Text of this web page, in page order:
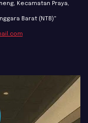
Kecamatan Praya,
Barat (NTB)"